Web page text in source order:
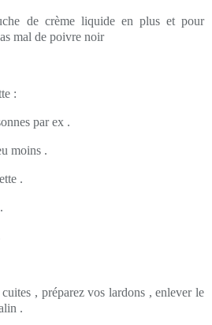
de crème liquide en plus et pour
mal de poivre noir
:
par ex .
moins .
.
, préparez vos lardons , enlever le
.